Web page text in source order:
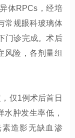
体RPCs，经培
常规眼科玻璃体
门诊完成。术后
风险，各剂量组
仅1例术后首日
肿发生率低，
造影无缺血渗